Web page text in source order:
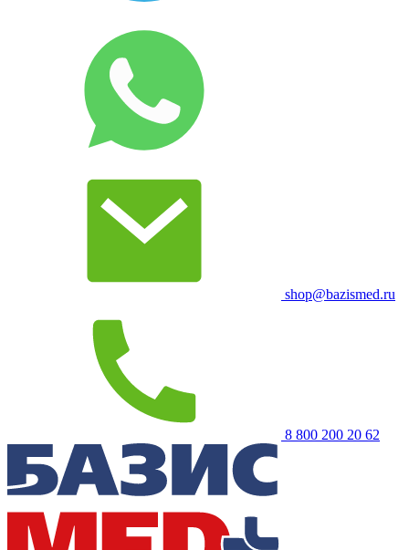
shop@bazismed.ru
8 800 200 20 62